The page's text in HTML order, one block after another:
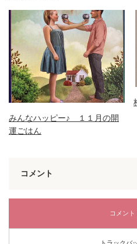
みんなハッピー♪ １１月の開
運ごはん
コメント
コメント